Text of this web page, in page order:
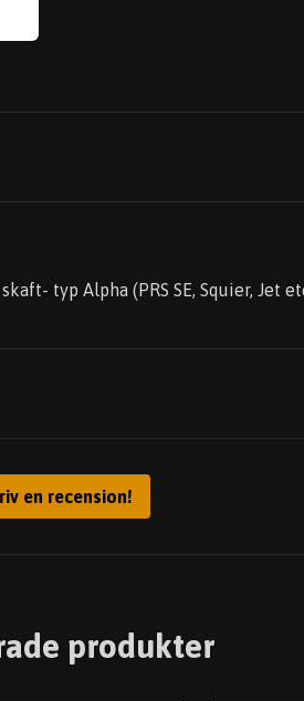
typ Alpha (PRS SE, Squier, Jet
en recension!
produkter